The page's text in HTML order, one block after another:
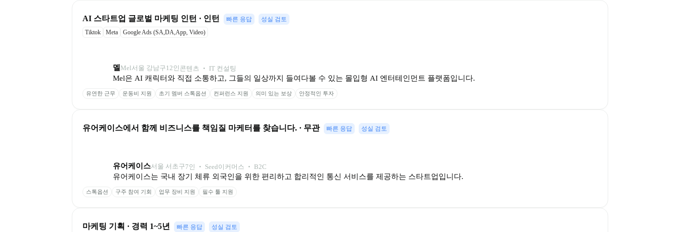
AI 스타트업 글로벌 마케팅 인턴 · 인턴 빠른 응답
성실 검토
Tiktok
Meta Google Ads (SA,DA,App, Video)
멜 Mel서울 강남구12인 콘텐츠 ‧ IT 컨설팅
Mel은 AI 캐릭터와 직접 소통하고, 그들의 일상까지 들여다볼 수 있는 몰입형 AI 엔터테인먼트 플랫폼입니다.
유연한 근무 운동비 지원 초기 멤버 스톡옵션 컨퍼런스 지원 의미 있는 보상 안정적인 투자
유어케이스에서 함께 비즈니스를 책임질 마케터를 찾습니다. · 무관 빠른 응답 성실 검토
유어케이스서울 서초구7인 ‧ Seed이커머스 ‧ B2C
유어케이스는 국내 장기 체류 외국인을 위한 편리하고 합리적인 통신 서비스를 제공하는 스타트업입니다.
스톡옵션 구주 참여 기회 업무 장비 지원 필수 툴 지원
마케팅 기획 · 경력 1~5년 빠른 응답 성실 검토